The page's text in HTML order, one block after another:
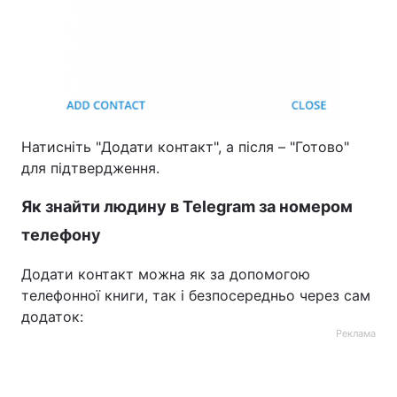
Натисніть "Додати контакт", а після – "Готово"
для підтвердження.
Як знайти людину в Telegram за номером
телефону
Додати контакт можна як за допомогою
телефонної книги, так і безпосередньо через сам
додаток:
Реклама